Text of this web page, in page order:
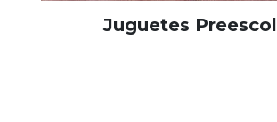
Juguetes